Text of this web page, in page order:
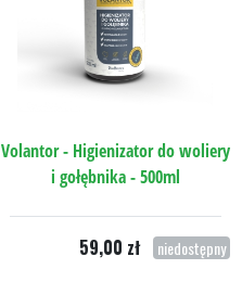
Volantor - Higienizator do woliery
i gołębnika - 500ml
59,00 zł niedostępny